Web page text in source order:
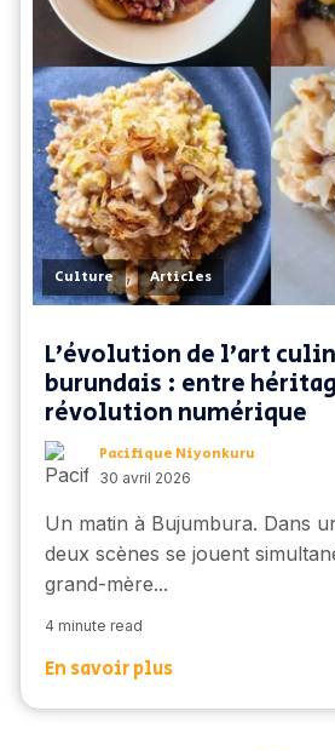
Culture , Articles
L'évolution de l'art
burundais : entre
révolution numérique
Pacifique Niyonkuru
30 avril 2026
Un matin à Bujumbura. Dans
deux scènes se jouent
grand-mère...
4 minute read
En savoir plus